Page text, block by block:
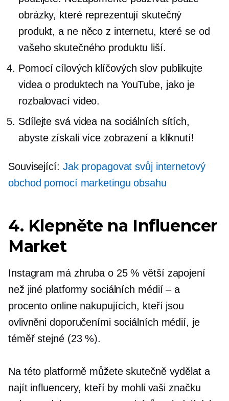
obrázky, které reprezentují skutečný
produkt, a ne něco z internetu, které se od
vašeho skutečného produktu liší.
Pomocí cílových klíčových slov publikujte
videa o produktech na YouTube, jako je
rozbalovací video.
Sdílejte svá videa na sociálních sítích,
abyste získali více zobrazení a kliknutí!
Související: Jak propagovat svůj internetový
obchod pomocí marketingu obsahu
4. Klepněte na Influencer
Market
Instagram má zhruba o 25 % větší zapojení
než jiné platformy sociálních médií – a
procento online nakupujících, kteří jsou
ovlivněni doporučeními sociálních médií, je
téměř stejné (23 %).
Na této platformě můžete skutečně vydělat a
najít influencery, kteří by mohli vaši značku